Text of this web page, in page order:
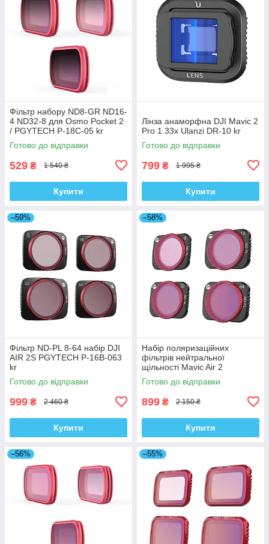
Фільтр набору ND8-GR ND16-
4 ND32-8 для Osmo Pocket 2
/ PGYTECH P-18C-05 kr
Готово до відправки
529 ₴ 1 540 ₴
Купити
Лінза анаморфна DJI Mavic 2
Pro 1.33x Ulanzi DR-10 kr
Готово до відправки
799 ₴ 1 995 ₴
Купити
–59%
Фільтр ND-PL 8-64 набір DJI
AIR 2S PGYTECH P-16B-063
kr
Готово до відправки
999 ₴ 2 460 ₴
Купити
–58%
Набір поляризаційних
фільтрів нейтральної
щільності Mavic Air 2
PGYTECH P-16A-035 kr
Готово до відправки
899 ₴ 2 150 ₴
Купити
–56% –55%